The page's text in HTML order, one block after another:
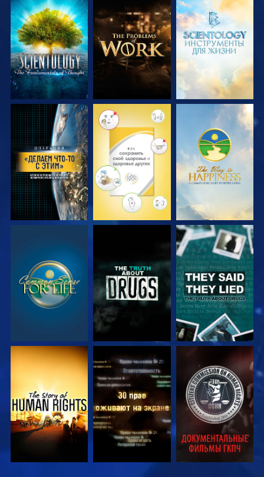
СМОТРЕТЬ
ПЕРЕДАЧИ
СМОТРЕТЬ
ПЕРЕДАЧИ
СМОТРЕТЬ
ПЕРЕДАЧИ
СМОТРЕТЬ СМОТРЕТЬ СМОТРЕТЬ
СМОТРЕТЬ СМОТРЕТЬ СМОТРЕТЬ
СМОТРЕТЬ СМОТРЕТЬ СМОТРЕТЬ